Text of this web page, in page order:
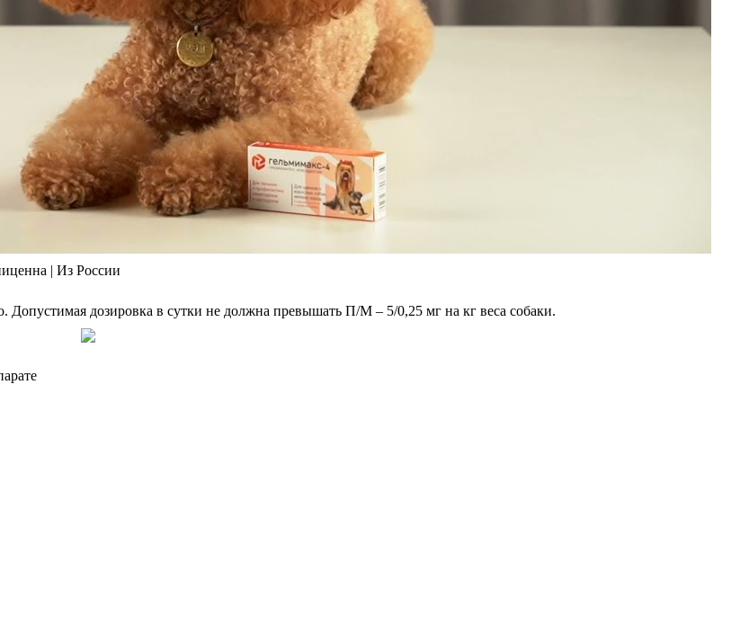
| Из России
Допустимая дозировка в сутки не должна превышать П/М – 5/0,25 мг на кг веса собаки.